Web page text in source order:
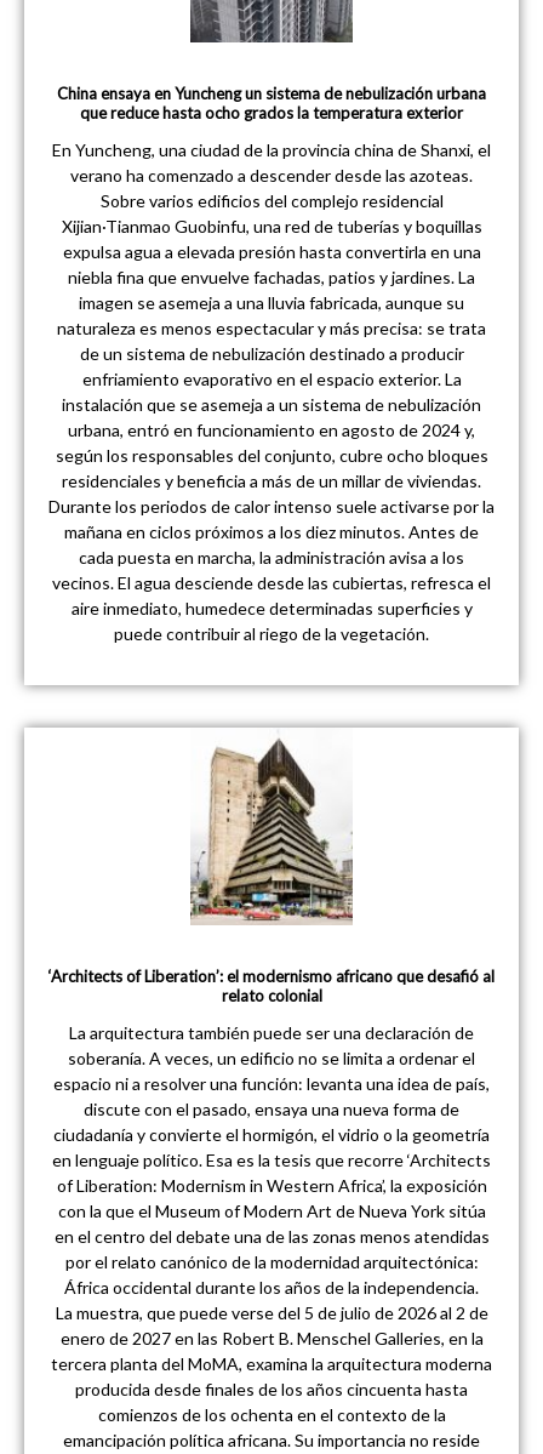
China ensaya en Yuncheng un sistema de nebulización urbana
que reduce hasta ocho grados la temperatura exterior
En Yuncheng, una ciudad de la provincia china de Shanxi, el
verano ha comenzado a descender desde las azoteas.
Sobre varios edificios del complejo residencial
Xijian·Tianmao Guobinfu, una red de tuberías y boquillas
expulsa agua a elevada presión hasta convertirla en una
niebla fina que envuelve fachadas, patios y jardines. La
imagen se asemeja a una lluvia fabricada, aunque su
naturaleza es menos espectacular y más precisa: se trata
de un sistema de nebulización destinado a producir
enfriamiento evaporativo en el espacio exterior. La
instalación que se asemeja a un sistema de nebulización
urbana, entró en funcionamiento en agosto de 2024 y,
según los responsables del conjunto, cubre ocho bloques
residenciales y beneficia a más de un millar de viviendas.
Durante los periodos de calor intenso suele activarse por la
mañana en ciclos próximos a los diez minutos. Antes de
cada puesta en marcha, la administración avisa a los
vecinos. El agua desciende desde las cubiertas, refresca el
aire inmediato, humedece determinadas superficies y
puede contribuir al riego de la vegetación.
‘Architects of Liberation’: el modernismo africano que desafió al
relato colonial
La arquitectura también puede ser una declaración de
soberanía. A veces, un edificio no se limita a ordenar el
espacio ni a resolver una función: levanta una idea de país,
discute con el pasado, ensaya una nueva forma de
ciudadanía y convierte el hormigón, el vidrio o la geometría
en lenguaje político. Esa es la tesis que recorre ‘Architects
of Liberation: Modernism in Western Africa’, la exposición
con la que el Museum of Modern Art de Nueva York sitúa
en el centro del debate una de las zonas menos atendidas
por el relato canónico de la modernidad arquitectónica:
África occidental durante los años de la independencia.
La muestra, que puede verse del 5 de julio de 2026 al 2 de
enero de 2027 en las Robert B. Menschel Galleries, en la
tercera planta del MoMA, examina la arquitectura moderna
producida desde finales de los años cincuenta hasta
comienzos de los ochenta en el contexto de la
emancipación política africana. Su importancia no reside